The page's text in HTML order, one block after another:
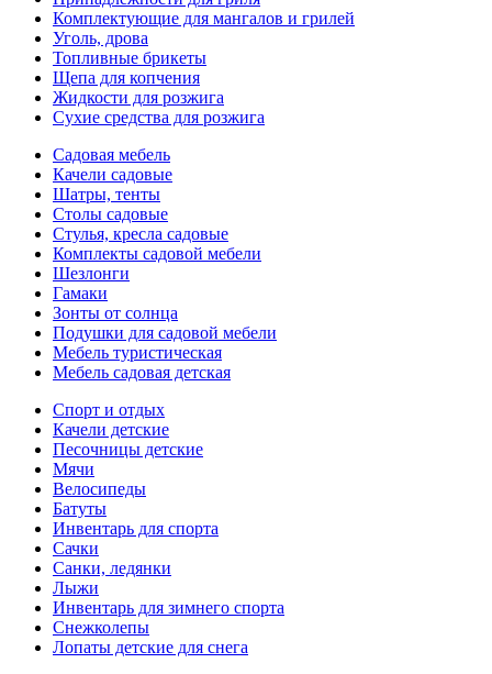
Комплектующие для мангалов и грилей
Уголь, дрова
Топливные брикеты
Щепа для копчения
Жидкости для розжига
Сухие средства для розжига
Садовая мебель
Качели садовые
Шатры, тенты
Столы садовые
Стулья, кресла садовые
Комплекты садовой мебели
Шезлонги
Гамаки
Зонты от солнца
Подушки для садовой мебели
Мебель туристическая
Мебель садовая детская
Спорт и отдых
Качели детские
Песочницы детские
Мячи
Велосипеды
Батуты
Инвентарь для спорта
Сачки
Санки, ледянки
Лыжи
Инвентарь для зимнего спорта
Снежколепы
Лопаты детские для снега